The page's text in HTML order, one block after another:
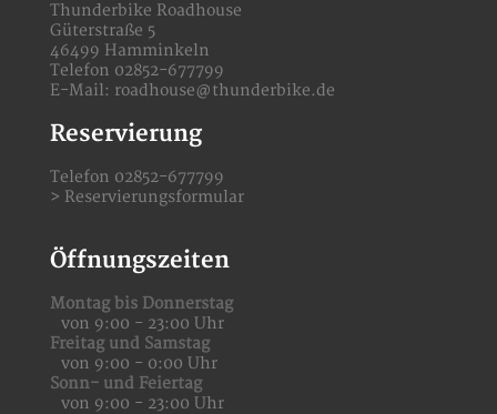
Thunderbike Roadhouse
Güterstraße 5
46499 Hamminkeln
Telefon 02852-677799
E-Mail: roadhouse@thunderbike.de
Reservierung
Telefon 02852-677799
> Reservierungsformular
Öffnungszeiten
Montag bis Donnerstag
von 9:00 - 23:00 Uhr
Freitag und Samstag
von 9:00 - 0:00 Uhr
Sonn- und Feiertag
von 9:00 - 23:00 Uhr